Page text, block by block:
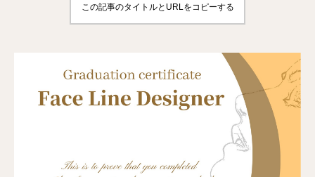
この記事のタイトルとURLをコピーする